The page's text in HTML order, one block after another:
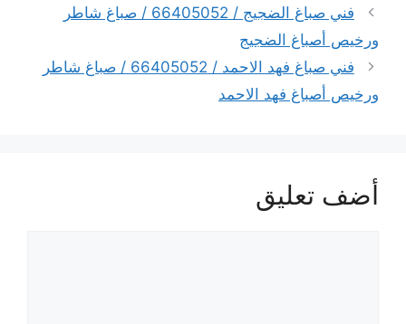
فني صباغ الضجيج / 66405052 / صباغ شاطر
ورخيص أصباغ الضجيج
فني صباغ فهد الاحمد / 66405052 / صباغ شاطر
ورخيص أصباغ فهد الاحمد
أضف تعليق